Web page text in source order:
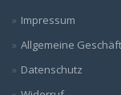
Impressum
Allgemeine
Datenschutz